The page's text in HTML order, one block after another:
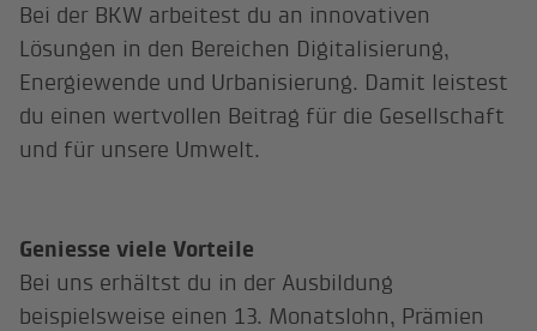
Bei der BKW arbeitest du an innovativen
Lösungen in den Bereichen Digitalisierung,
Energiewende und Urbanisierung. Damit leistest
du einen wertvollen Beitrag für die Gesellschaft
und für unsere Umwelt.
Geniesse viele Vorteile
Bei uns erhältst du in der Ausbildung
beispielsweise einen 13. Monatslohn, Prämien